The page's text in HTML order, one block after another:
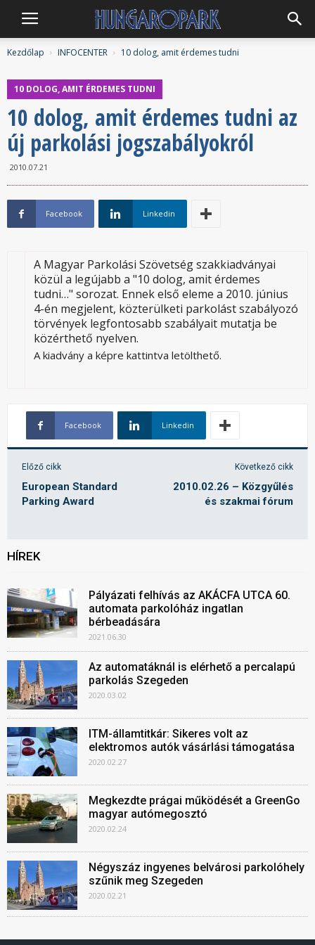
Hungaropark
Kezdőlap INFOCENTER 10 dolog, amit érdemes tudni
10 DOLOG, AMIT ÉRDEMES TUDNI
10 dolog, amit érdemes tudni az
új parkolási jogszabályokról
2010.07.21
Facebook Linkedin
A Magyar Parkolási Szövetség szakkiadványai
közül a legújabb a "10 dolog, amit érdemes
tudni…" sorozat. Ennek első eleme a 2010. június
4-én megjelent, közterülketi parkolást szabályozó
törvények legfontosabb szabályait mutatja be
közérthető nyelven.
A kiadvány a képre kattintva letölthető.
Facebook Linkedin
Előző cikk
European Standard
Parking Award
Következő cikk
2010.02.26 – Közgyűlés
és szakmai fórum
HÍREK
Pályázati felhívás az AKÁCFA UTCA 60.
automata parkolóház ingatlan
bérbeadására
2021.06.30
Az automatáknál is elérhető a percalapú
parkolás Szegeden
2020.03.02
ITM-államtitkár: Sikeres volt az
elektromos autók vásárlási támogatása
2020.02.27
Megkezdte prágai működését a GreenGo
magyar autómegosztó
2020.02.24
Négyszáz ingyenes belvárosi parkolóhely
szűnik meg Szegeden
2020.02.21